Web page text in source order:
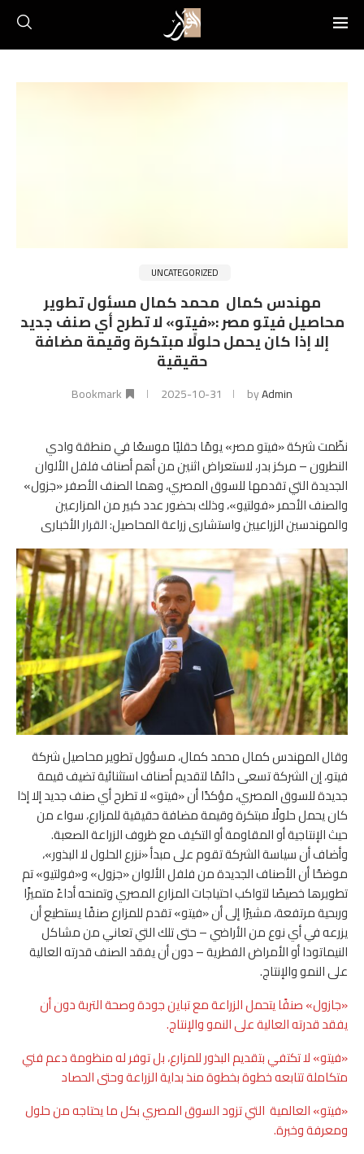
UNCATEGORIZED
مهندس كمال محمد كمال مسئول تطوير
محاصيل فيتو مصر :«فيتو» لا تطرح أي صنف جديد
إلا إذا كان يحمل حلولًا مبتكرة وقيمة مضافة
حقيقية
byAdmin
2025-10-31
Bookmark
نظّمت شركة «فيتو مصر» يومًا حقليًا موسعًا في منطقة وادي
النطرون – مركز بدر، لاستعراض اثنين من أهم أصناف فلفل الألوان
الجديدة التي تقدمها للسوق المصري، وهما الصنف الأصفر «جزول»
والصنف الأحمر «فولتيو»، وذلك بحضور عدد كبير من المزارعين
والمهندسين الزراعيين واستشارى زراعة المحاصيل:القرارالأخبارى
وقال المهندس كمال محمد كمال، مسؤول تطوير محاصيل شركة
فيتو، إن الشركة تسعى دائمًا لتقديم أصناف استثنائية تضيف قيمة
جديدة للسوق المصري، مؤكدًا أن «فيتو» لا تطرح أي صنف جديد إلا إذا
كان يحمل حلولًا مبتكرة وقيمة مضافة حقيقية للمزارع، سواء من
حيث الإنتاجية أو المقاومة أو التكيف مع ظروف الزراعة الصعبة.
وأضاف أن سياسة الشركة تقوم على مبدأ «نزرع الحلول لا البذور»،
موضحًا أن الأصناف الجديدة من فلفل الألوان «جزول» و«فولتيو» تم
تطويرها خصيصًا لتواكب احتياجات المزارع المصري وتمنحه أداءً متميزًا
وربحية مرتفعة، مشيرًا إلى أن «فيتو» تقدم للمزارع صنفًا يستطيع أن
يزرعه في أي نوع من الأراضي – حتى تلك التي تعاني من مشاكل
النيماتودا أو الأمراض الفطرية – دون أن يفقد الصنف قدرته العالية
على النمو والإنتاج.
«جازول» صنفًا يتحمل الزراعة مع تباين جودة وصحة التربة دون أن
يفقد قدرته العالية على النمو والإنتاج.
«فيتو» لا تكتفي بتقديم البذور للمزارع، بل توفر له منظومة دعم فني
متكاملة تتابعه خطوة بخطوة منذ بداية الزراعة وحتى الحصاد
«فيتو» العالمية التي تزود السوق المصري بكل ما يحتاجه من حلول
ومعرفة وخبرة.